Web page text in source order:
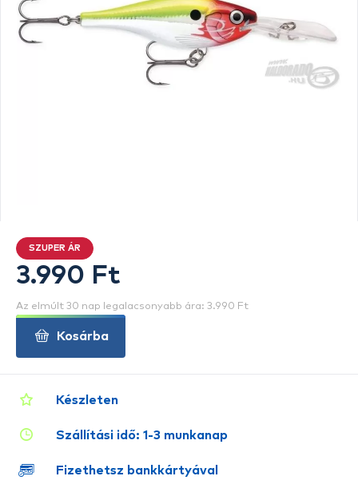
Készleten
Szállítási idő: 1-3 munkanap
Fizethetsz bankkártyával
SZUPER ÁR
3.990 Ft
Az elmúlt 30 nap legalacsonyabb ára: 3.990 Ft
Kosárba